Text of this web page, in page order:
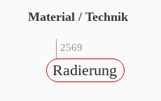
Material / Technik
2569
Radierung